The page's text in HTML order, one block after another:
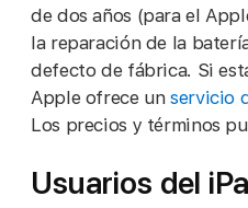
de dos años (para el
la reparación de la
defecto de fábrica. Si
Apple ofrece unservicio
Los precios y términos
Usuarios del